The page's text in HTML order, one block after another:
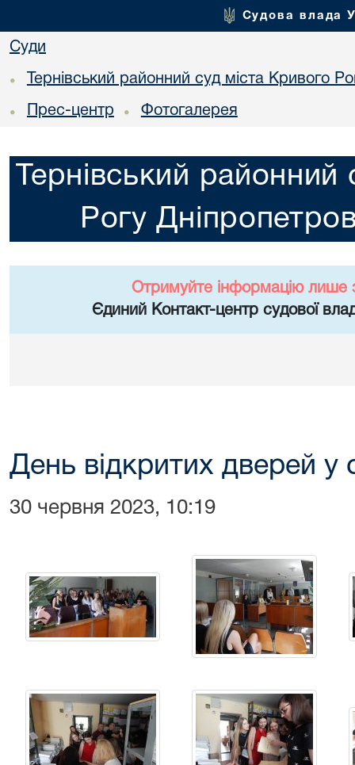
Судова влада
Суди
• Тернівський районний суд міста Кривого
• Прес-центр • Фотогалерея
Тернівський районний
Рогу
Отримуйте інформацію лише
Єдиний Контакт-центр судової
День відкритих дверей у
30 червня 2023, 10:19